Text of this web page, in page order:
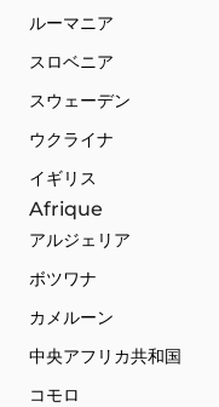
ルーマニア
スロベニア
スウェーデン
ウクライナ
イギリス
Afrique
アルジェリア
ボツワナ
カメルーン
中央アフリカ共和国
コモロ